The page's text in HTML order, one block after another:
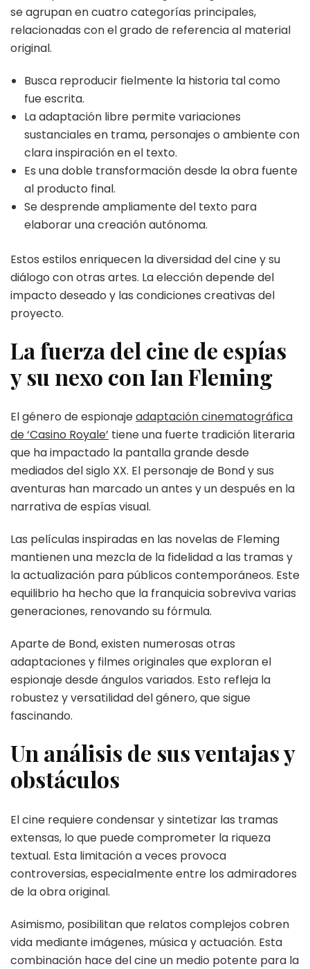
se agrupan en cuatro categorías principales,
relacionadas con el grado de referencia al material
original.
Busca reproducir fielmente la historia tal como
fue escrita.
La adaptación libre permite variaciones
sustanciales en trama, personajes o ambiente con
clara inspiración en el texto.
Es una doble transformación desde la obra fuente
al producto final.
Se desprende ampliamente del texto para
elaborar una creación autónoma.
Estos estilos enriquecen la diversidad del cine y su
diálogo con otras artes. La elección depende del
impacto deseado y las condiciones creativas del
proyecto.
La fuerza del cine de espías
y su nexo con Ian Fleming
El género de espionajeadaptación cinematográfica
de ‘Casino Royale’ tiene una fuerte tradición literaria
que ha impactado la pantalla grande desde
mediados del siglo XX. El personaje de Bond y sus
aventuras han marcado un antes y un después en la
narrativa de espías visual.
Las películas inspiradas en las novelas de Fleming
mantienen una mezcla de la fidelidad a las tramas y
la actualización para públicos contemporáneos. Este
equilibrio ha hecho que la franquicia sobreviva varias
generaciones, renovando su fórmula.
Aparte de Bond, existen numerosas otras
adaptaciones y filmes originales que exploran el
espionaje desde ángulos variados. Esto refleja la
robustez y versatilidad del género, que sigue
fascinando.
Un análisis de sus ventajas y
obstáculos
El cine requiere condensar y sintetizar las tramas
extensas, lo que puede comprometer la riqueza
textual. Esta limitación a veces provoca
controversias, especialmente entre los admiradores
de la obra original.
Asimismo, posibilitan que relatos complejos cobren
vida mediante imágenes, música y actuación. Esta
combinación hace del cine un medio potente para la